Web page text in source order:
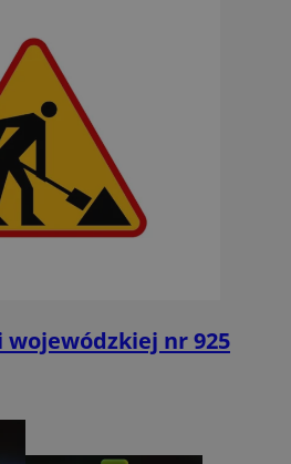
nr 925